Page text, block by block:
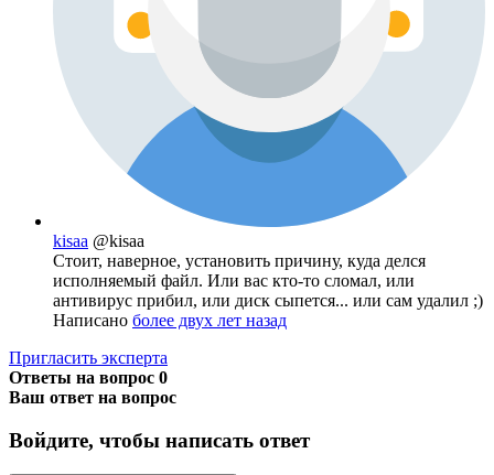
kisaa @kisaa
Стоит, наверное, установить причину, куда делся
исполняемый файл. Или вас кто-то сломал, или
антивирус прибил, или диск сыпется... или сам удалил ;)
Написано более двух лет назад
Пригласить эксперта
Ответы на вопрос 0
Ваш ответ на вопрос
Войдите, чтобы написать ответ